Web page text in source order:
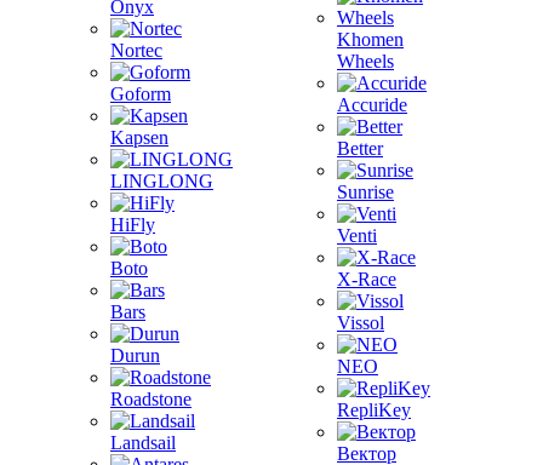
Onyx
Nortec
Goform
Kapsen
LINGLONG
HiFly
Boto
Bars
Durun
Roadstone
Landsail
Khomen
Wheels
Accuride
Better
Sunrise
Venti
X-Race
Vissol
NEO
RepliKey
Вектор